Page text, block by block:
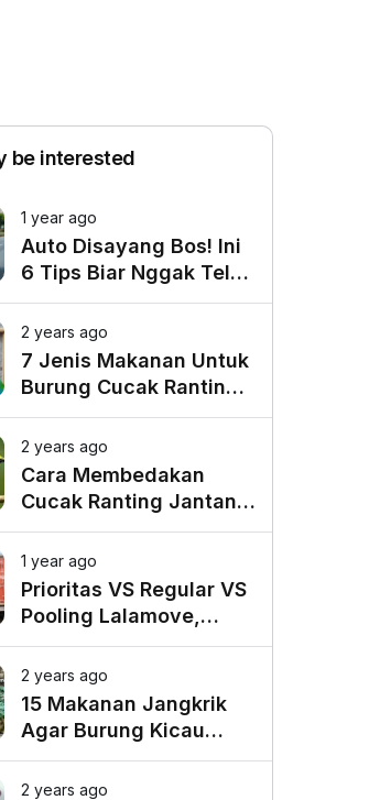
be interested
1 year ago
Auto Disayang Bos! Ini
6 Tips Biar Nggak Telat
Datang ke Kantor
2 years ago
7 Jenis Makanan Untuk
Burung Cucak Ranting
Agar Gacor
2 years ago
Cara Membedakan
Cucak Ranting Jantan
Dan Betina
1 year ago
Prioritas VS Regular VS
Pooling Lalamove,
Mana yang Paling
Cocok untuk Kebutuhan
Anda?
2 years ago
15 Makanan Jangkrik
Agar Burung Kicau
Tampil Maksimal
2 years ago